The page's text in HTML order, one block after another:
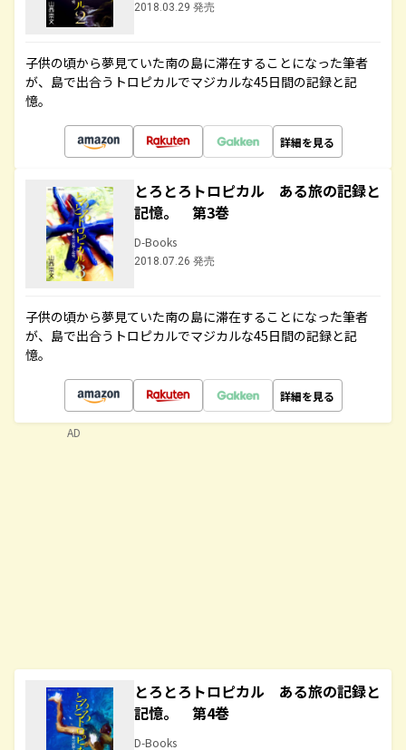
2018.03.29 発売
子供の頃から夢見ていた南の島に滞在することになった筆者
が、島で出合うトロピカルでマジカルな45日間の記録と記
憶。
詳細を見る
とろとろトロピカル ある旅の記録と
記憶。 第3巻
D-Books
2018.07.26 発売
子供の頃から夢見ていた南の島に滞在することになった筆者
が、島で出合うトロピカルでマジカルな45日間の記録と記
憶。
詳細を見る
とろとろトロピカル ある旅の記録と
記憶。 第4巻
D-Books
AD